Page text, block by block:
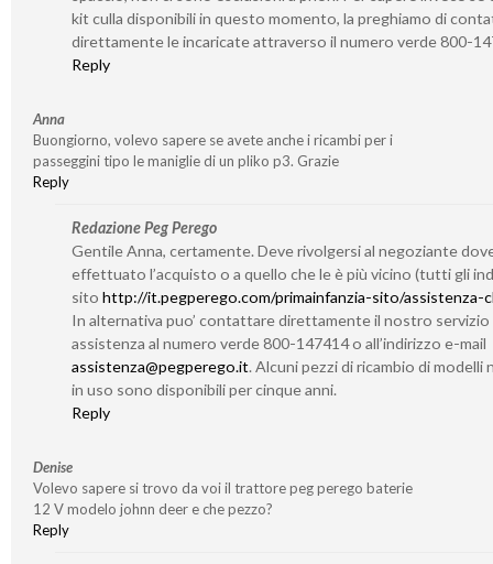
kit culla disponibili in questo momento, la preghiamo di
direttamente le incaricate attraverso il numero verde 800-
Reply
Anna
Buongiorno, volevo sapere se avete anche i ricambi per i
passeggini tipo le maniglie di un pliko p3. Grazie
Reply
Redazione Peg Perego
Gentile Anna, certamente. Deve rivolgersi al negoziante
effettuato l’acquisto o a quello che le è più vicino (tutti gli
sito http://it.pegperego.com/primainfanzia-sito/assistenza-
In alternativa puo’ contattare direttamente il nostro servizio
assistenza al numero verde 800-147414 o all’indirizzo e-mail
assistenza@pegperego.it. Alcuni pezzi di ricambio di modelli
in uso sono disponibili per cinque anni.
Reply
Denise
Volevo sapere si trovo da voi il trattore peg perego baterie
12 V modelo johnn deer e che pezzo?
Reply